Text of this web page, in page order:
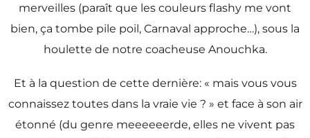
merveilles (paraît que les couleurs flashy me vont
bien, ça tombe pile poil, Carnaval approche…), sous la
houlette de notre coacheuse Anouchka.
Et à la question de cette dernière: « mais vous vous
connaissez toutes dans la vraie vie ? » et face à son air
étonné (du genre meeeeeerde, elles ne vivent pas